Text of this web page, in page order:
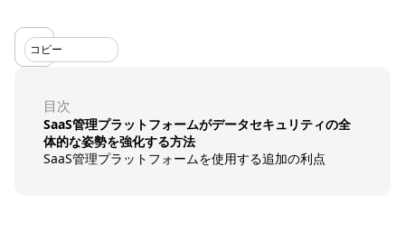
コピー
目次
SaaS管理プラットフォームがデータセキュリティの全
体的な姿勢を強化する方法
SaaS管理プラットフォームを使用する追加の利点